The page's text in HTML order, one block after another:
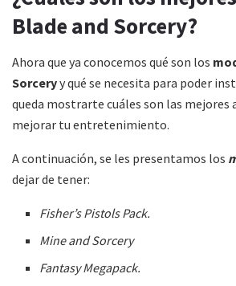
Blade and Sorcery?
Ahora que ya conocemos qué son los
Sorceryy qué se necesita para poder
queda mostrarte cuáles son las mejores
mejorar tu entretenimiento.
A continuación, se les presentamos los
dejar de tener:
Fisher’s Pistols Pack.
Mine and Sorcery
Fantasy Megapack.